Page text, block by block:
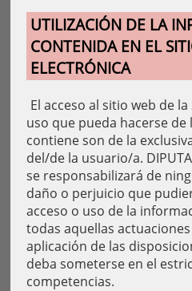
UTILIZACIÓN DE LA
CONTENIDA EN EL
ELECTRÓNICA
El acceso al sitio web de
uso que pueda hacerse
contiene son de la
del/de la usuario/a.
se responsabilizará de
daño o perjuicio que
acceso o uso de la
todas aquellas
aplicación de las
deba someterse en el
competencias.